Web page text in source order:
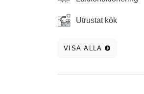
Utrustat kök
VISA ALLA